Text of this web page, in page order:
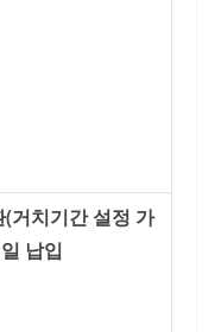
거치기간 설정 가
납입